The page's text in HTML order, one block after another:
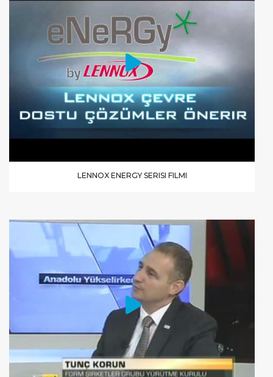
LENNOX ENERGY SERISI FILMI